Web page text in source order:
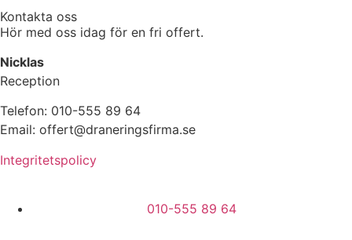
Kontakta oss
Hör med oss idag för en fri offert.
Nicklas
Reception
Telefon: 010-555 89 64
Email: offert@draneringsfirma.se
Integritetspolicy
010-555 89 64